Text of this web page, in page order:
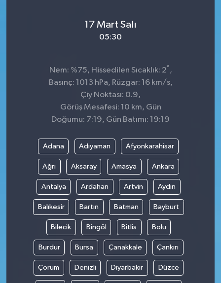
17 Mart Salı
05:30
Nem: %75, Hissedilen Sıcaklık: 2° ,
Basınç: 1013 hPa, Rüzgar: 16 km/s,
Çiy Noktası: 0.9,
Görüş Mesafesi: 10 km, Gün
Doğumu: 7:19, Gün Batımı: 19:19
Adana Adıyaman Afyonkarahisar
Ağrı Aksaray Amasya Ankara
Antalya Ardahan Artvin Aydın
Balıkesir Bartın Batman Bayburt
Bilecik Bingöl Bitlis Bolu
Burdur Bursa Çanakkale Çankırı
Çorum Denizli Diyarbakır Düzce